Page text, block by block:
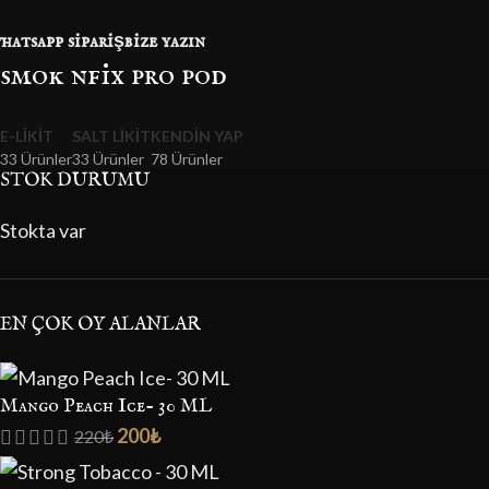
siparişbize yazın
smok nfix pro pod
E-LIKIT
33 Ürünler
SALT LIKIT
33 Ürünler
KENDIN YAP
78 Ürünler
STOK DURUMU
Stokta var
EN ÇOK OY ALANLAR
Mango Peach Ice- 30 ML
220₺ 200₺